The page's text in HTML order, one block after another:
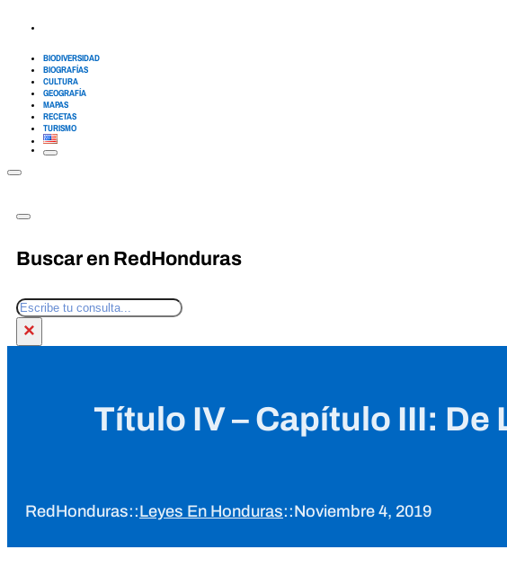
BIODIVERSIDAD
BIOGRAFÍAS
CULTURA
GEOGRAFÍA
MAPAS
RECETAS
TURISMO
Buscar en RedHonduras
Buscar
×
Título IV – Capítulo III:
RedHonduras::Leyes En Honduras::Noviembre 4, 2019